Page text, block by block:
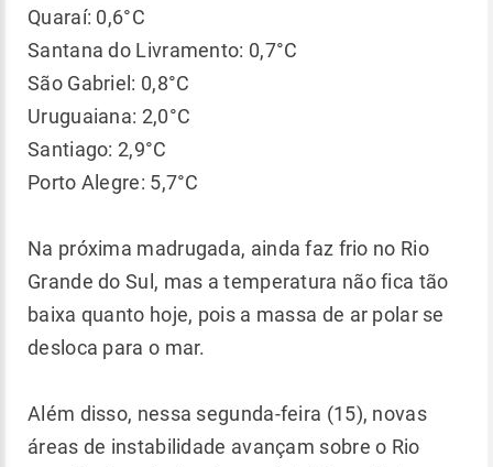
Quaraí: 0,6°C
Santana do Livramento: 0,7°C
São Gabriel: 0,8°C
Uruguaiana: 2,0°C
Santiago: 2,9°C
Porto Alegre: 5,7°C
Na próxima madrugada, ainda faz frio no Rio
Grande do Sul, mas a temperatura não fica tão
baixa quanto hoje, pois a massa de ar polar se
desloca para o mar.
Além disso, nessa segunda-feira (15), novas
áreas de instabilidade avançam sobre o Rio